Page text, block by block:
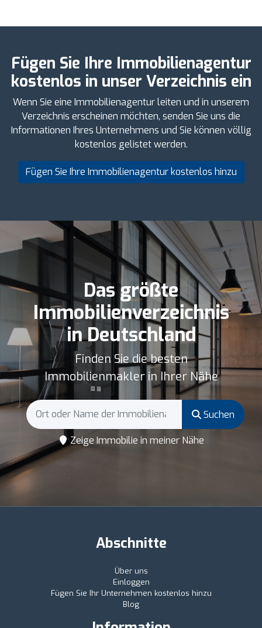
Fügen Sie Ihre Immobilienagentur
kostenlos in unser Verzeichnis ein
Wenn Sie eine Immobilienagentur leiten und in unserem
Verzeichnis erscheinen möchten, senden Sie uns die
Informationen Ihres Unternehmens und Sie können völlig
kostenlos gelistet werden.
Fügen Sie Ihre Immobilienagentur kostenlos hinzu
Das größte
Immobilienverzeichnis
in Deutschland
Finden Sie die besten
Immobilienmakler in Ihrer Nähe
Suchen
Zeige Immobilie in meiner Nähe
Abschnitte
Über uns
Einloggen
Fügen Sie Ihr Unternehmen kostenlos hinzu
Blog